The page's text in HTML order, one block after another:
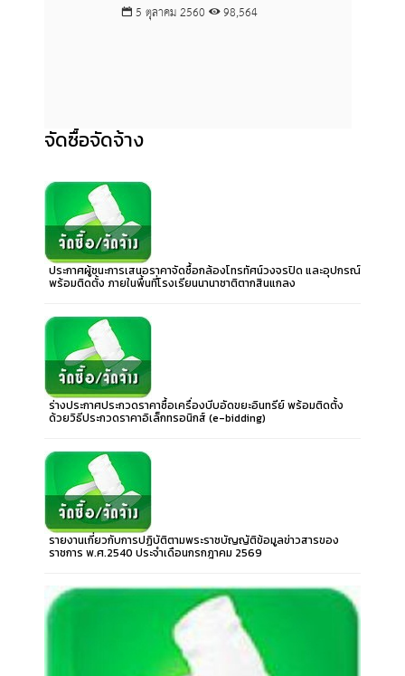
5 ตุลาคม 2560 98,564
จัดซื้อจัดจ้าง
ประกาศผู้ชนะการเสนอราคาจัดซื้อกล้องโทรทัศน์วงจรปิด และอุปกรณ์
พร้อมติดตั้ง ภายในพื้นที่โรงเรียนนานาชาติตากสินแกลง
ร่างประกาศประกวดราคาซื้อเครื่องบีบอัดขยะอินทรีย์ พร้อมติดตั้ง
ด้วยวิธีประกวดราคาอิเล็กทรอนิกส์ (e-bidding)
รายงานเกี่ยวกับการปฏิบัติตามพระราชบัญญัติข้อมูลข่าวสารของ
ราชการ พ.ศ.2540 ประจำเดือนกรกฎาคม 2569